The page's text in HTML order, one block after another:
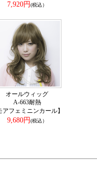
7,920円(税込）
オールウィッグ
A-663耐熱
アフェミニンカール】
9,680円(税込）